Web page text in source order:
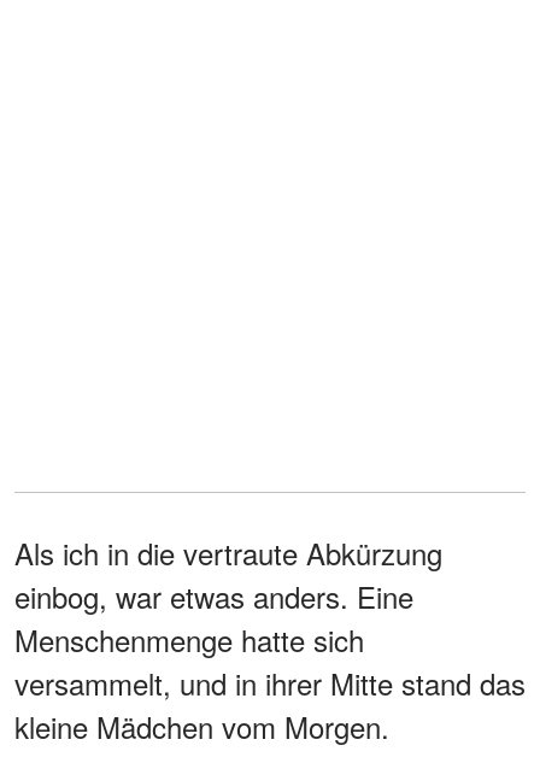
Als ich in die vertraute Abkürzung
einbog, war etwas anders. Eine
Menschenmenge hatte sich
versammelt, und in ihrer Mitte stand das
kleine Mädchen vom Morgen.